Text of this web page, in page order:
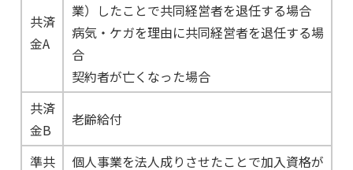
共済
金A
業）したことで共同経営者を退任する場合
病気・ケガを理由に共同経営者を退任する場
合
契約者が亡くなった場合
共済
金B
老齢給付
準共
個人事業を法人成りさせたことで加入資格が